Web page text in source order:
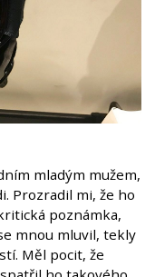
mladým mužem,
Prozradil mi, že ho
poznámka,
mnou mluvil, tekly
Měl pocit, že